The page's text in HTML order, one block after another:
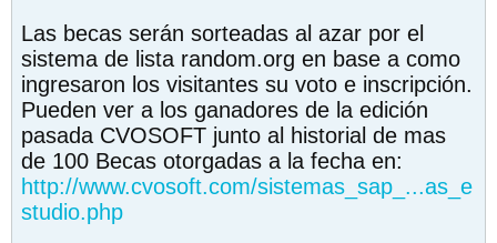
Las becas serán sorteadas al azar por el
sistema de lista random.org en base a como
ingresaron los visitantes su voto e inscripción.
Pueden ver a los ganadores de la edición
pasada CVOSOFT junto al historial de mas
de 100 Becas otorgadas a la fecha en:
http://www.cvosoft.com/sistemas_sap_...as_e
studio.php